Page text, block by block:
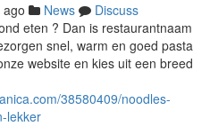
News
Discuss
eten ? Dan is restaurantnaam
snel, warm en goed pasta
website en kies uit een breed
38580409/noodles-
lekker